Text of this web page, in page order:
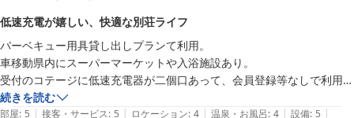
2026-08-04
低速充電が嬉しい、快適な別荘ライフ
バーベキュー用具貸し出しプランて利用。
車移動県内にスーパーマーケットや入浴施設あり。
受付のコテージに低速充電器が二個口あって、会員登録等なしで利用で
きました。
低速充電は高速充電に比べてkW辺りの単価がかなり安いので凄く嬉し
続きを読む
部屋: 5 | 接客・サービス: 5 | ロケーション: 4 | 温泉・お風呂: 4 | 設備: 5 |